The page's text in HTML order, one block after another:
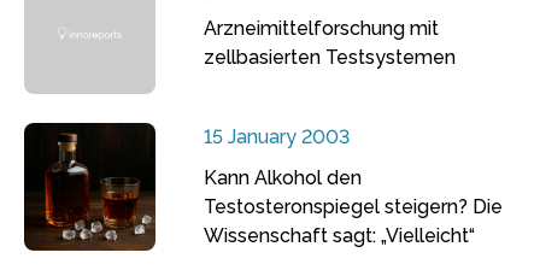
Arzneimittelforschung mit
zellbasierten Testsystemen
15 January 2003
Kann Alkohol den
Testosteronspiegel steigern? Die
Wissenschaft sagt: „Vielleicht“